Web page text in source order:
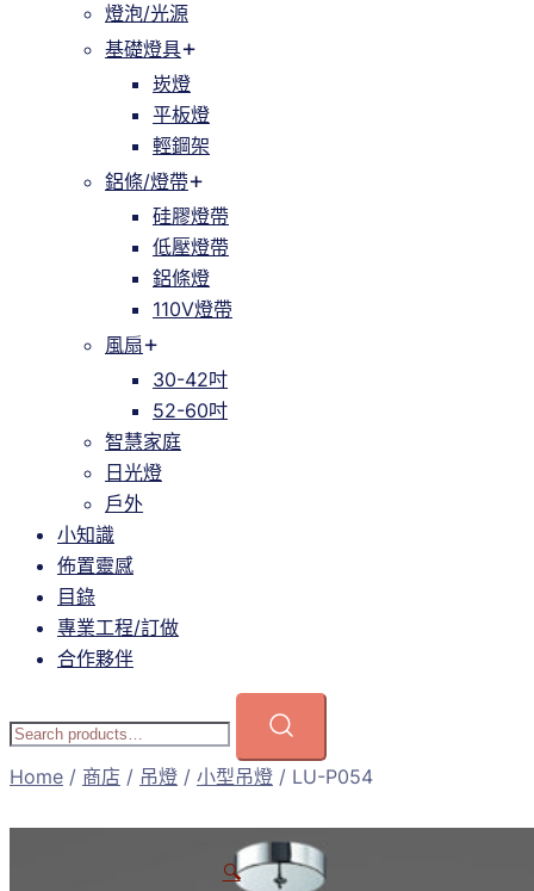
燈泡/光源
基礎燈具
崁燈
平板燈
輕鋼架
鋁條/燈帶
硅膠燈帶
低壓燈帶
鋁條燈
110V燈帶
風扇
30-42吋
52-60吋
智慧家庭
日光燈
戶外
小知識
佈置靈感
目錄
專業工程/訂做
合作夥伴
Home / 商店 / 吊燈 / 小型吊燈 / LU-P054
🔍